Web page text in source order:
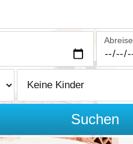
Abreise
Suchen